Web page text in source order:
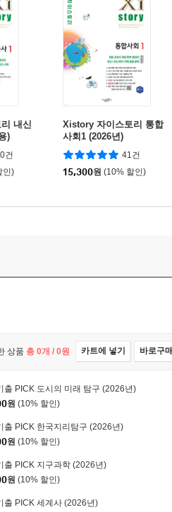
내신
)
건
인)
Xistory 자이스토리 통합
사회1 (2026년)
41건
15,300원 (10% 할인)
상품 총 0개 / 0원 카트에 넣기 바로구매
출 PICK 도시의 미래 탐구 (2026년)
원 (10% 할인)
출 PICK 한국지리탐구 (2026년)
원 (10% 할인)
출 PICK 지구과학 (2026년)
원 (10% 할인)
출 PICK 세계사 (2026년)